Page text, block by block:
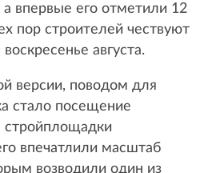
а впервые его отметили 12
пор строителей чествуют
августа.
версии, поводом для
стало посещение
впечатлили масштаб
возводили один из